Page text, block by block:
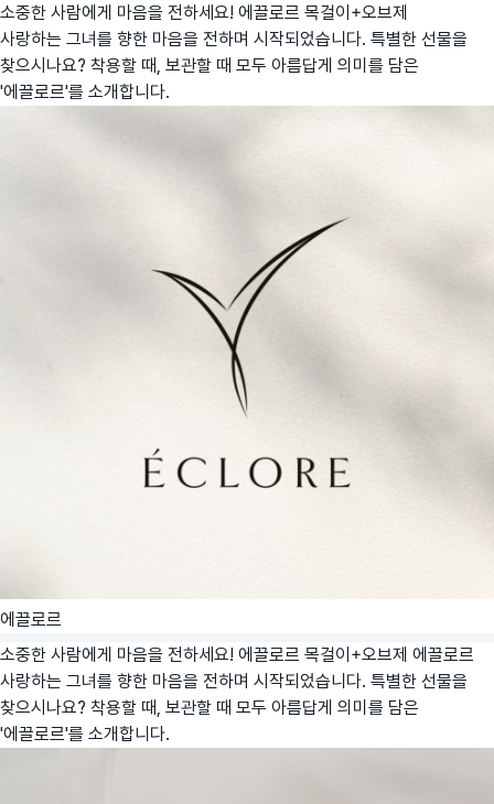
소중한 사람에게 마음을 전하세요! 에끌로르 목걸이+오브제
사랑하는 그녀를 향한 마음을 전하며 시작되었습니다. 특별한 선물을
찾으시나요? 착용할 때, 보관할 때 모두 아름답게 의미를 담은
'에끌로르'를 소개합니다.
에끌로르
소중한 사람에게 마음을 전하세요! 에끌로르 목걸이+오브제 에끌로르
사랑하는 그녀를 향한 마음을 전하며 시작되었습니다. 특별한 선물을
찾으시나요? 착용할 때, 보관할 때 모두 아름답게 의미를 담은
'에끌로르'를 소개합니다.